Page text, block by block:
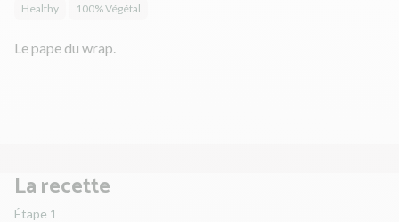
Healthy 100% Végétal
Le pape du wrap.
La recette
Étape 1